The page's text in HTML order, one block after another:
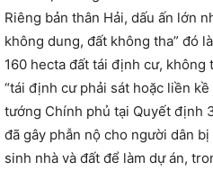
Riêng bản thân Hải, dấu ấn lớn
không dung, đất không tha” đó
160 hecta đất tái định cư, không
“tái định cư phải sát hoặc liền
tướng Chính phủ tại Quyết định
đã gây phẫn nộ cho người dân
sinh nhà và đất để làm dự án,